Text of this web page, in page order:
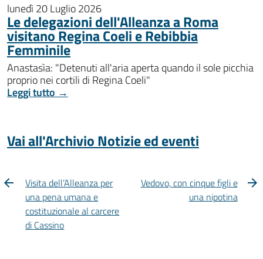
lunedì 20 Luglio 2026
Le delegazioni dell'Alleanza a Roma
visitano Regina Coeli e Rebibbia
Femminile
Anastasìa: "Detenuti all'aria aperta quando il sole picchia
proprio nei cortili di Regina Coeli"
Leggi tutto →
Vai all'Archivio Notizie ed eventi
Visita dell’Alleanza per
una pena umana e
costituzionale al carcere
di Cassino
Vedovo, con cinque figli e
una nipotina